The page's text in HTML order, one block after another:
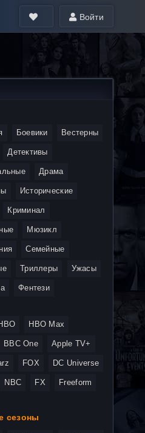
Войти
Боевики Вестерны
Детективы
Драма
Исторические
Криминал
Мюзикл
Семейные
Триллеры Ужасы
Фентези
HBO Max
BBC One Apple TV+
FOX DC Universe
NBC FX Freeform
сезоны